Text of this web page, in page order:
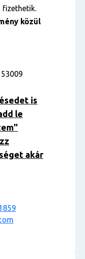
fizethetik.
közül
is
le
akár